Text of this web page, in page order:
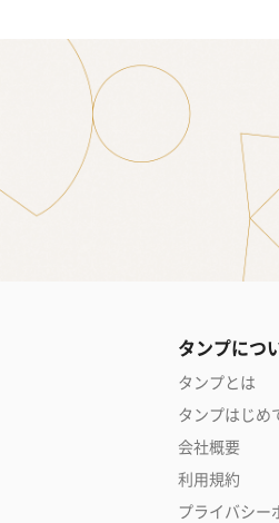
タンプにつ
タンプとは
タンプはじめ
会社概要
利用規約
プライバシー